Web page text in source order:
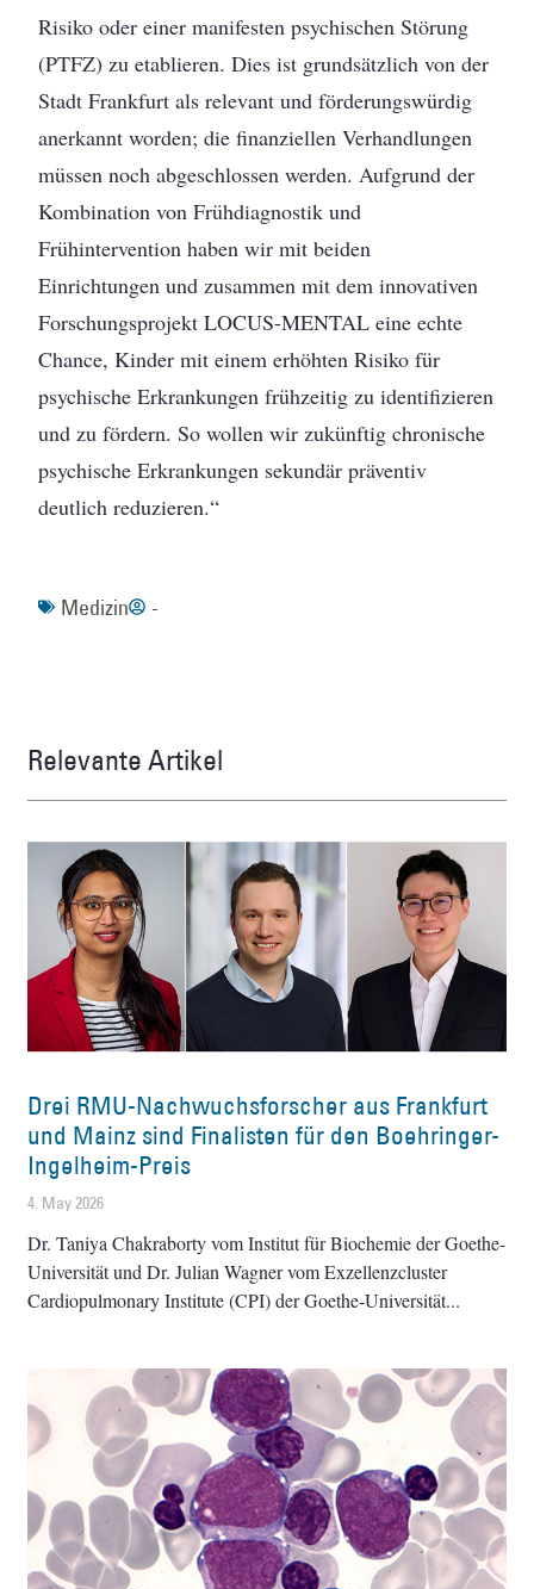
Risiko oder einer manifesten psychischen Störung
(PTFZ) zu etablieren. Dies ist grundsätzlich von der
Stadt Frankfurt als relevant und förderungswürdig
anerkannt worden; die finanziellen Verhandlungen
müssen noch abgeschlossen werden. Aufgrund der
Kombination von Frühdiagnostik und
Frühintervention haben wir mit beiden
Einrichtungen und zusammen mit dem innovativen
Forschungsprojekt LOCUS-MENTAL eine echte
Chance, Kinder mit einem erhöhten Risiko für
psychische Erkrankungen frühzeitig zu identifizieren
und zu fördern. So wollen wir zukünftig chronische
psychische Erkrankungen sekundär präventiv
deutlich reduzieren.“
Medizin -
Relevante Artikel
Drei RMU-Nachwuchsforscher aus Frankfurt
und Mainz sind Finalisten für den Boehringer-
Ingelheim-Preis
4. May 2026
Dr. Taniya Chakraborty vom Institut für Biochemie der Goethe-
Universität und Dr. Julian Wagner vom Exzellenzcluster
Cardiopulmonary Institute (CPI) der Goethe-Universität